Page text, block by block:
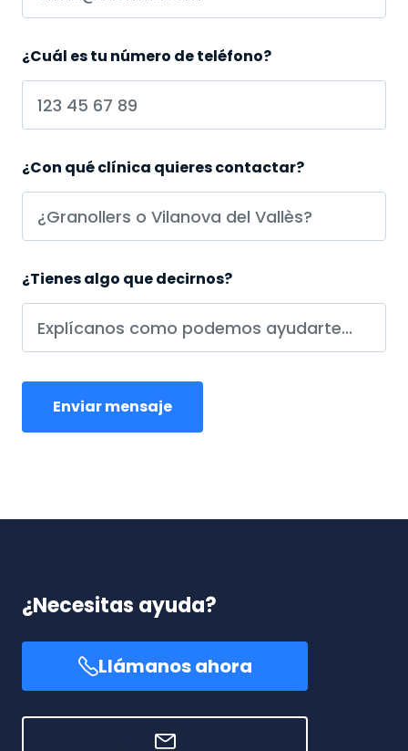
¿Cuál es tu número de teléfono?
¿Con qué clínica quieres contactar?
¿Tienes algo que decirnos?
¿Necesitas ayuda?
Llámanos ahora